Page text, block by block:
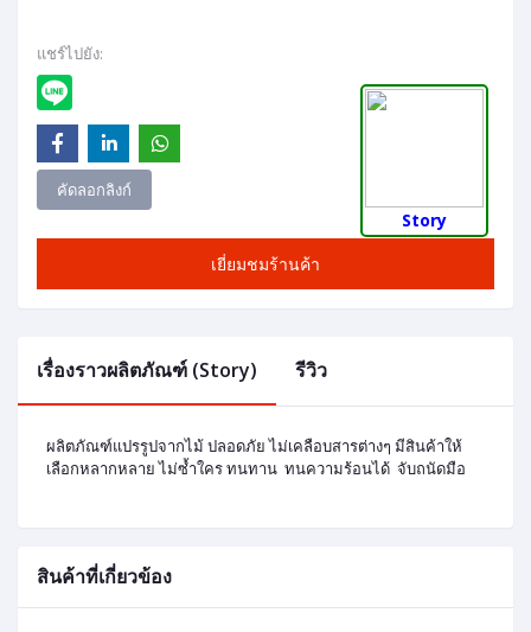
แชร์ไปยัง:
คัดลอกลิงก์
เยี่ยมชมร้านค้า
Story
เรื่องราวผลิตภัณฑ์ (Story) รีวิว
ผลิตภัณฑ์แปรรูปจากไม้ ปลอดภัย ไม่เคลือบสารต่างๆ มีสินค้าให้
เลือกหลากหลาย ไม่ซ้ำใคร ทนทาน ทนความร้อนได้ จับถนัดมือ
สินค้าที่เกี่ยวข้อง